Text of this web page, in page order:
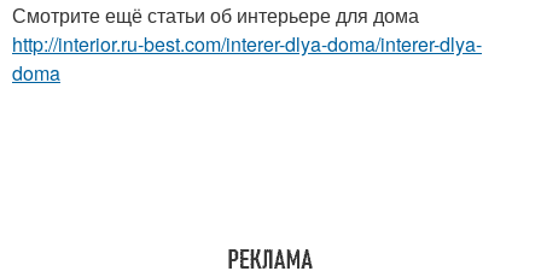
Смотрите ещё статьи об интерьере для дома
http://interior.ru-best.com/interer-dlya-doma/interer-dlya-
doma